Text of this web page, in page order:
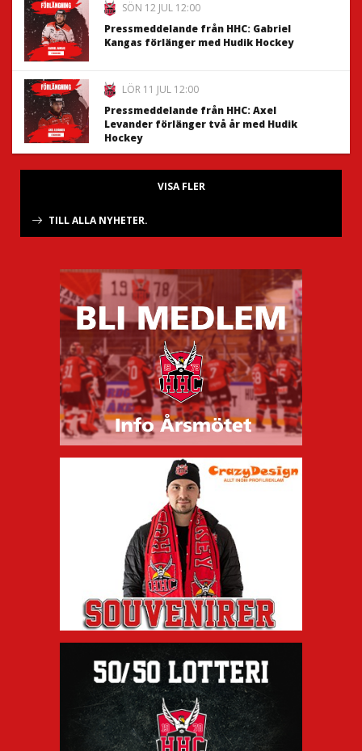
SÖN 12 JUL 12:00
Pressmeddelande från HHC: Gabriel
Kangas förlänger med Hudik Hockey
LÖR 11 JUL 12:00
Pressmeddelande från HHC: Axel
Levander förlänger två år med Hudik
Hockey
VISA FLER
TILL ALLA NYHETER.